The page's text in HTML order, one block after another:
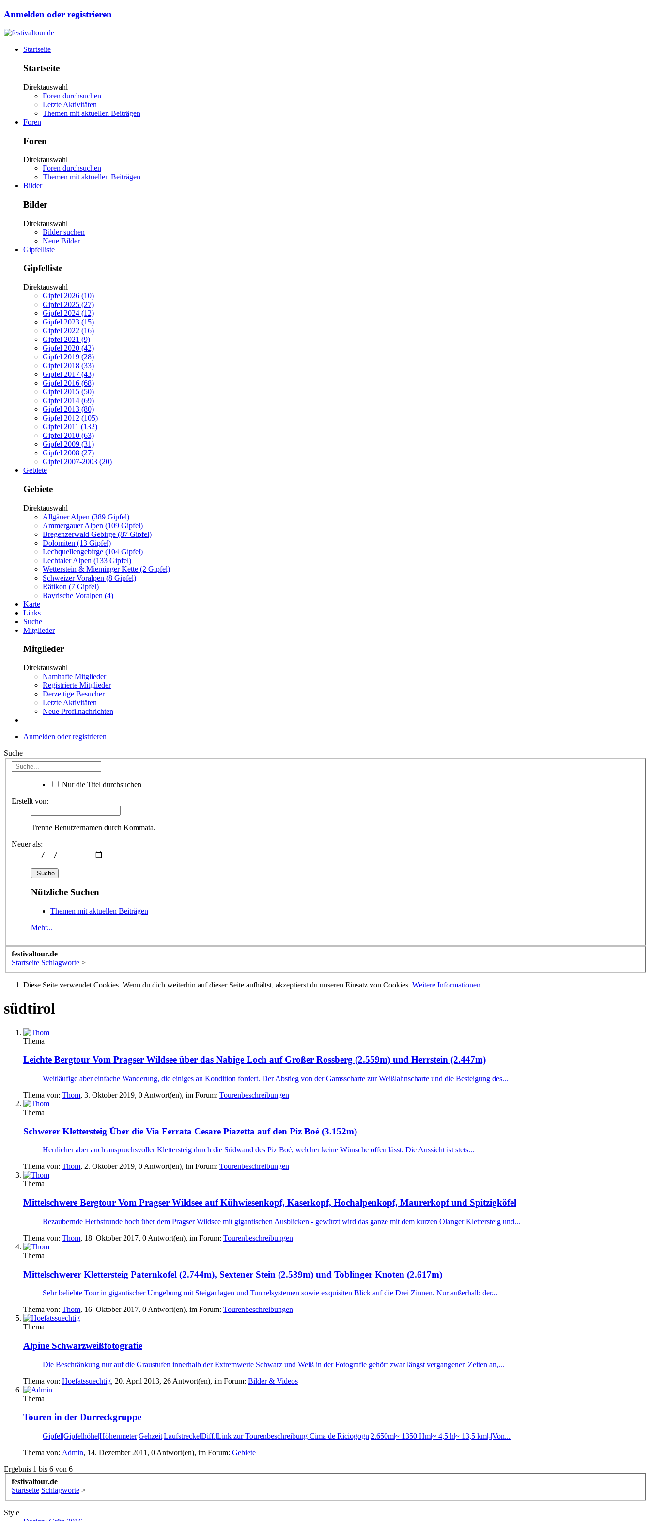
Anmelden oder registrieren
Startseite
Startseite
Direktauswahl
Foren durchsuchen
Letzte Aktivitäten
Themen mit aktuellen Beiträgen
Foren
Foren
Direktauswahl
Foren durchsuchen
Themen mit aktuellen Beiträgen
Bilder
Bilder
Direktauswahl
Bilder suchen
Neue Bilder
Gipfelliste
Gipfelliste
Direktauswahl
Gipfel 2026 (10)
Gipfel 2025 (27)
Gipfel 2024 (12)
Gipfel 2023 (15)
Gipfel 2022 (16)
Gipfel 2021 (9)
Gipfel 2020 (42)
Gipfel 2019 (28)
Gipfel 2018 (33)
Gipfel 2017 (43)
Gipfel 2016 (68)
Gipfel 2015 (50)
Gipfel 2014 (69)
Gipfel 2013 (80)
Gipfel 2012 (105)
Gipfel 2011 (132)
Gipfel 2010 (63)
Gipfel 2009 (31)
Gipfel 2008 (27)
Gipfel 2007-2003 (20)
Gebiete
Gebiete
Direktauswahl
Allgäuer Alpen (389 Gipfel)
Ammergauer Alpen (109 Gipfel)
Bregenzerwald Gebirge (87 Gipfel)
Dolomiten (13 Gipfel)
Lechquellengebirge (104 Gipfel)
Lechtaler Alpen (133 Gipfel)
Wetterstein & Mieminger Kette (2 Gipfel)
Schweizer Voralpen (8 Gipfel)
Rätikon (7 Gipfel)
Bayrische Voralpen (4)
Karte
Links
Suche
Mitglieder
Mitglieder
Direktauswahl
Namhafte Mitglieder
Registrierte Mitglieder
Derzeitige Besucher
Letzte Aktivitäten
Neue Profilnachrichten
Anmelden oder registrieren
Suche
Nur die Titel durchsuchen
Erstellt von:
Trenne Benutzernamen durch Kommata.
Neuer als:
Nützliche Suchen
Themen mit aktuellen Beiträgen
Mehr...
festivaltour.de
Startseite Schlagworte >
Diese Seite verwendet Cookies. Wenn du dich weiterhin auf dieser Seite aufhältst, akzeptierst du unseren Einsatz von Cookies. Weitere Informationen
südtirol
Thema
Leichte Bergtour Vom Pragser Wildsee über das Nabige Loch auf Großer Rossberg (2.559m) und Herrstein (2.447m)
Weitläufige aber einfache Wanderung, die einiges an Kondition fordert. Der Abstieg von der Gamsscharte zur Weißlahnscharte und die Besteigung des...
Thema von: Thom, 3. Oktober 2019, 0 Antwort(en), im Forum: Tourenbeschreibungen
Thema
Schwerer Klettersteig Über die Via Ferrata Cesare Piazetta auf den Piz Boé (3.152m)
Herrlicher aber auch anspruchsvoller Klettersteig durch die Südwand des Piz Boé, welcher keine Wünsche offen lässt. Die Aussicht ist stets...
Thema von: Thom, 2. Oktober 2019, 0 Antwort(en), im Forum: Tourenbeschreibungen
Thema
Mittelschwere Bergtour Vom Pragser Wildsee auf Kühwiesenkopf, Kaserkopf, Hochalpenkopf, Maurerkopf und Spitzigköfel
Bezaubernde Herbstrunde hoch über dem Pragser Wildsee mit gigantischen Ausblicken - gewürzt wird das ganze mit dem kurzen Olanger Klettersteig und...
Thema von: Thom, 18. Oktober 2017, 0 Antwort(en), im Forum: Tourenbeschreibungen
Thema
Mittelschwerer Klettersteig Paternkofel (2.744m), Sextener Stein (2.539m) und Toblinger Knoten (2.617m)
Sehr beliebte Tour in gigantischer Umgebung mit Steiganlagen und Tunnelsystemen sowie exquisiten Blick auf die Drei Zinnen. Nur außerhalb der...
Thema von: Thom, 16. Oktober 2017, 0 Antwort(en), im Forum: Tourenbeschreibungen
Thema
Alpine Schwarzweißfotografie
Die Beschränkung nur auf die Graustufen innerhalb der Extremwerte Schwarz und Weiß in der Fotografie gehört zwar längst vergangenen Zeiten an,...
Thema von: Hoefatssuechtig, 20. April 2013, 26 Antwort(en), im Forum: Bilder & Videos
Thema
Touren in der Durreckgruppe
Gipfel|Gipfelhöhe|Höhenmeter|Gehzeit|Laufstrecke|Diff.|Link zur Tourenbeschreibung Cima de Riciogogn|2.650m|~ 1350 Hm|~ 4,5 h|~ 13,5 km|-|Von...
Thema von: Admin, 14. Dezember 2011 , 0 Antwort(en), im Forum: Gebiete
Ergebnis 1 bis 6 von 6
festivaltour.de
Startseite Schlagworte >
Style